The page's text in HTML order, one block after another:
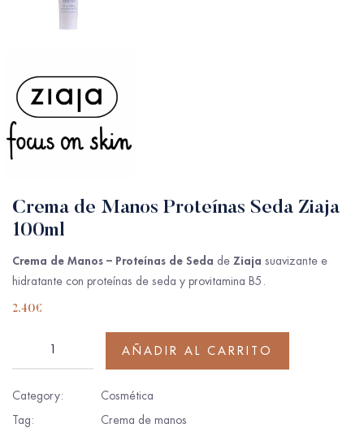
Crema de Manos Proteínas Seda Ziaja
100ml
Crema de Manos – Proteínas de Seda de Ziaja suavizante e
hidratante con proteínas de seda y provitamina B5.
2.40€
AÑADIR AL CARRITO
Category:
Cosmética
Tag:
Crema de manos